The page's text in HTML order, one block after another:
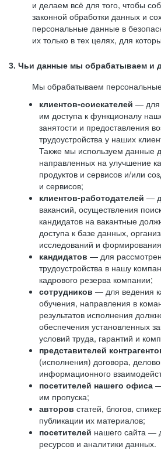
и делаем всё для того, чтобы
законной обработки данных и
персональные данные в
их только в тех целях, для
3. Чьи данные мы обрабатываем и
Мы обрабатываем
клиентов-соискателей — для
им доступа к функционалу
занятости и предоставления
трудоустройства у наших
Также мы используем данные
направленных на улучшение
продуктов и сервисов и/или
и сервисов;
клиентов-работодателей —
вакансий, осуществления
кандидатов на вакантные
доступа к базе данных,
исследований и
кандидатов — для
трудоустройства в нашу
кадрового резерва компании;
сотрудников — для ведения
обучения, направления в
результатов исполнения
обеспечения установленных
условий труда, гарантий и
представителей
(исполнения) договора,
информационного
посетителей нашего офиса
им пропуска;
авторов статей, блогов,
публикации их материалов;
посетителей нашего сайта —
ресурсов и аналитики данных.